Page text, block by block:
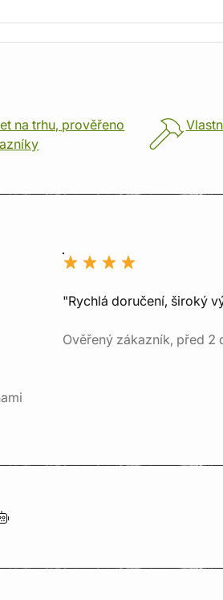
na trhu, prověřeno
"Rychlá doručení, široký
Ověřený zákazník, před 2